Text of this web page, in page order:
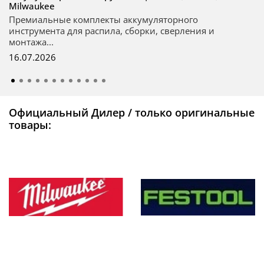
Milwaukee
Премиальные комплекты аккумуляторного
инструмента для распила, сборки, сверления и
монтажа...
16.07.2026
Официальный Дилер / только оригинальные
товары: